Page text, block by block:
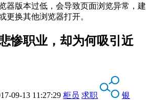
器版本过低，会导致页面浏览异常，建
更换其他浏览器打开。
惨职业，却为何吸引近
09-13 11:27:29 柜员 求职
银